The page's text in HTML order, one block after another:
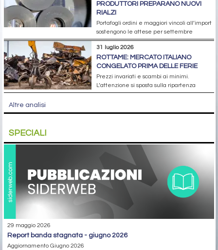
PRODUTTORI PREPARANO NUOVI
RIALZI
Portafogli ordini e maggiori vincoli all’import
sostengono le attese per settembre
31 luglio 2026
ROTTAME: MERCATO ITALIANO
CONGELATO PRIMA DELLE FERIE
Prezzi invariati e scambi ai minimi.
L’attenzione si sposta sulla ripartenza
Altre analisi
SPECIALI
29 maggio 2026
report banda stagnata - giugno 2026
Aggiornamento Giugno 2026